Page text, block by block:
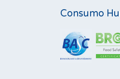
Consumo